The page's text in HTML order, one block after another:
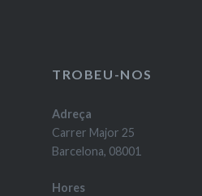
TROBEU-NOS
Adreça
Carrer Major 25
Barcelona, 08001
Hores